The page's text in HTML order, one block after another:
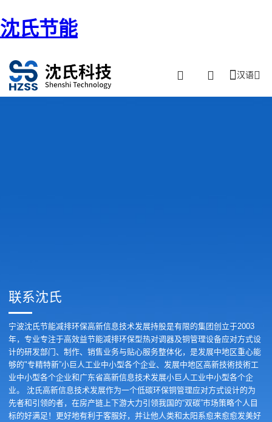
沈氏节能
汉语
联系沈氏
宁波沈氏节能减排环保高新信息技术发展持股是有限的集团创立于2003
年，专业专注于高效益节能减排环保型热对调器及铜管理设备应对方式设
计的研发部门、制作、销售业务与贴心服务整体化，是发展中地区重心能
够的"专精特新”小巨人工业中小型各个企业、发展中地区高新技術技術工
业中小型各个企业和广东省高新信息技术发展小巨人工业中小型各个企
业。 沈氏高新信息技术发展作为一个低碳环保铜管理应对方式设计的为
先者和引领的者，在房产链上下游大力引领我国的“双碳”市场策略个人目
标的好满足！更好地有利于客服好，并让他人类和太阳系愈来愈愈发美好